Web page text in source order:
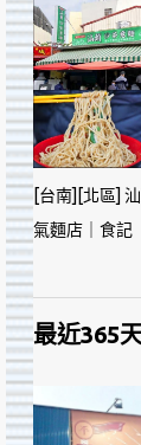
[台南][北區]
氣麵店｜食記
最近365